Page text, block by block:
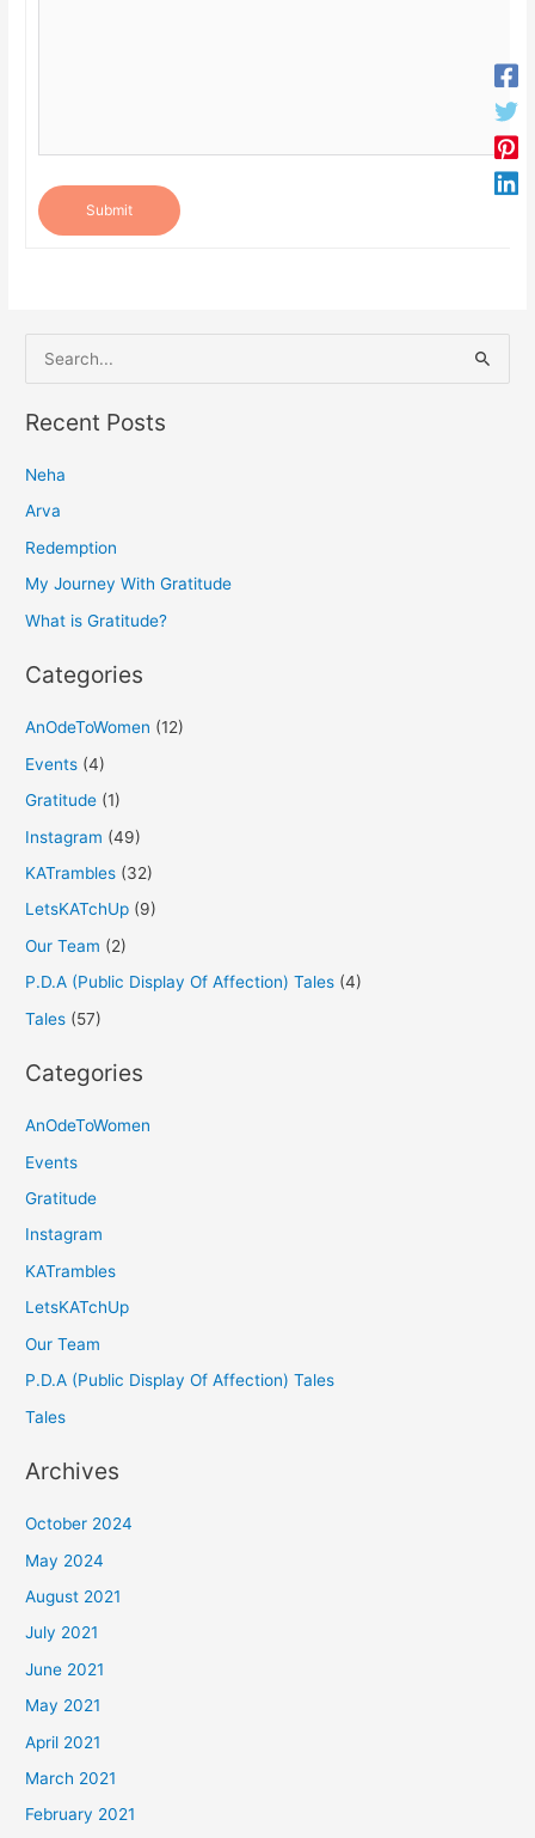
Submit
e
a
c
h
f
o
Recent Posts
Neha
Arva
Redemption
My Journey With Gratitude
What is Gratitude?
Categories
AnOdeToWomen (12)
Events (4)
Gratitude (1)
Instagram (49)
KATrambles (32)
LetsKATchUp (9)
Our Team (2)
P.D.A (Public Display Of Affection) Tales (4)
Tales (57)
Categories
AnOdeToWomen
Events
Gratitude
Instagram
KATrambles
LetsKATchUp
Our Team
P.D.A (Public Display Of Affection) Tales
Tales
Archives
October 2024
May 2024
August 2021
July 2021
June 2021
May 2021
April 2021
March 2021
February 2021